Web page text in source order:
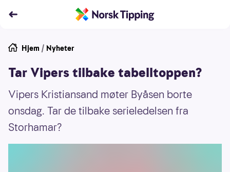
Hjem / Nyheter
Tar Vipers tilbake tabelltoppen?
Vipers Kristiansand møter Byåsen borte
onsdag. Tar de tilbake serieledelsen fra
Storhamar?